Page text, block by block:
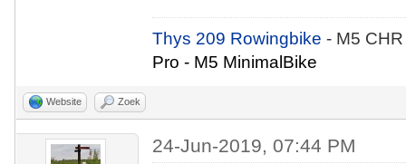
Thys 209 Rowingbike- M5
Pro - M5 MinimalBike
Website Zoek
24-Jun-2019, 07:44 PM